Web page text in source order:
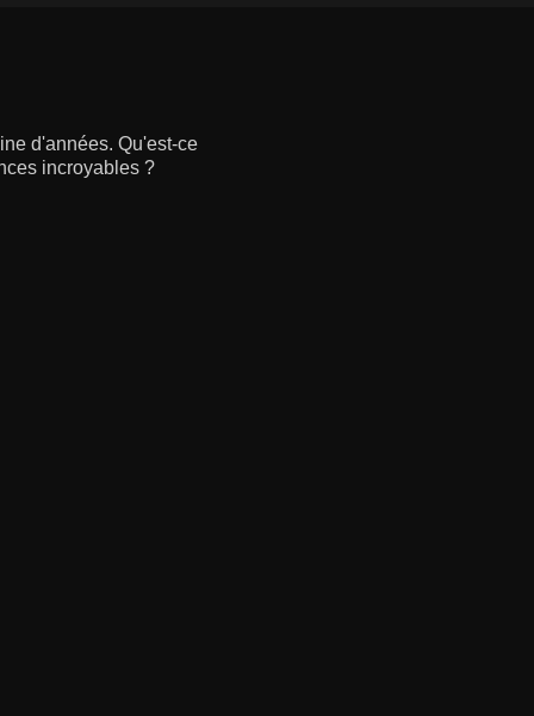
d'années. Qu'est-ce
incroyables ?